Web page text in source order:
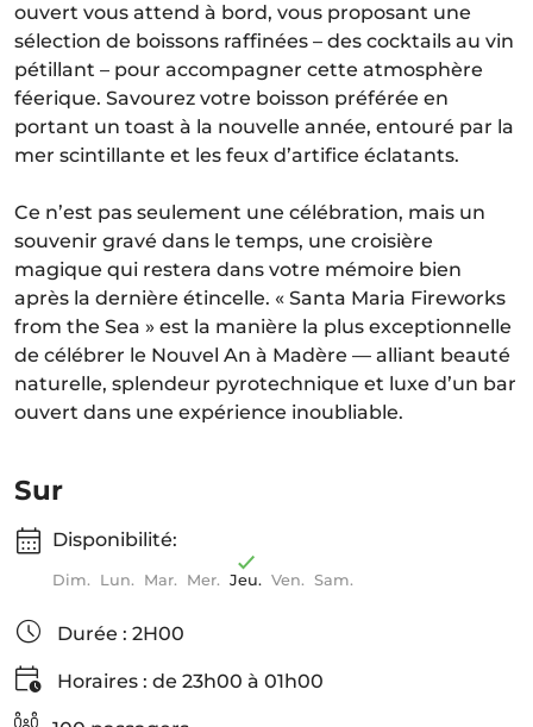
ouvert vous attend à bord, vous proposant une
sélection de boissons raffinées – des cocktails au vin
pétillant – pour accompagner cette atmosphère
féerique. Savourez votre boisson préférée en
portant un toast à la nouvelle année, entouré par la
mer scintillante et les feux d’artifice éclatants.
Ce n’est pas seulement une célébration, mais un
souvenir gravé dans le temps, une croisière
magique qui restera dans votre mémoire bien
après la dernière étincelle. « Santa Maria Fireworks
from the Sea » est la manière la plus exceptionnelle
de célébrer le Nouvel An à Madère — alliant beauté
naturelle, splendeur pyrotechnique et luxe d’un bar
ouvert dans une expérience inoubliable.
Sur
Disponibilité:
Dim. Lun. Mar. Mer. Jeu. Ven. Sam.
Durée : 2H00
Horaires : de 23h00 à 01h00